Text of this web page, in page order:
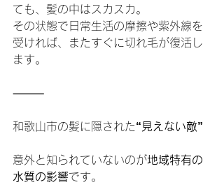
ても、髪の中はスカスカ。
その状態で日常生活の摩擦や紫外線を
受ければ、またすぐに切れ毛が復活し
ます。
⸻
和歌山市の髪に隠された“見えない敵”
意外と知られていないのが地域特有の
水質の影響です。